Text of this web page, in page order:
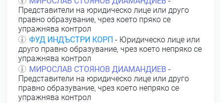
Представители на юридическо лице или друго
правно образувание, чрез което пряко се
упражнява контрол
ФУД ИНДЪСТРИ КОРП - Юридическо лице или
друго правно образувание, чрез което непряко се
упражнява контрол
МИРОСЛАВ СТОЯНОВ ДИАМАНДИЕВ -
Представители на юридическо лице или друго
правно образувание, чрез което непряко се
упражнява контрол